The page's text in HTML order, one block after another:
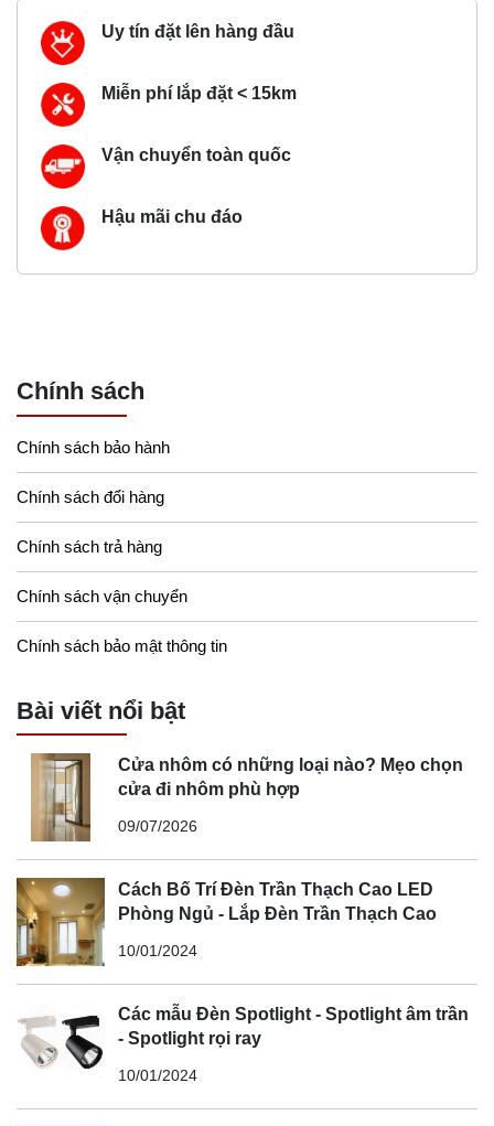
Uy tín đặt lên hàng đầu
Miễn phí lắp đặt < 15km
Vận chuyển toàn quốc
Hậu mãi chu đáo
Chính sách
Chính sách bảo hành
Chính sách đổi hàng
Chính sách trả hàng
Chính sách vận chuyển
Chính sách bảo mật thông tin
Bài viết nổi bật
Cửa nhôm có những loại nào? Mẹo chọn
cửa đi nhôm phù hợp
09/07/2026
Cách Bố Trí Đèn Trần Thạch Cao LED
Phòng Ngủ - Lắp Đèn Trần Thạch Cao
10/01/2024
Các mẫu Đèn Spotlight - Spotlight âm trần
- Spotlight rọi ray
10/01/2024